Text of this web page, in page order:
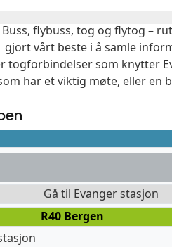
flybuss, tog og flytog –
vårt beste i å samle
togforbindelser som knytter
har et viktig møte, eller en
Gå til Evanger stasjon
R40 Bergen